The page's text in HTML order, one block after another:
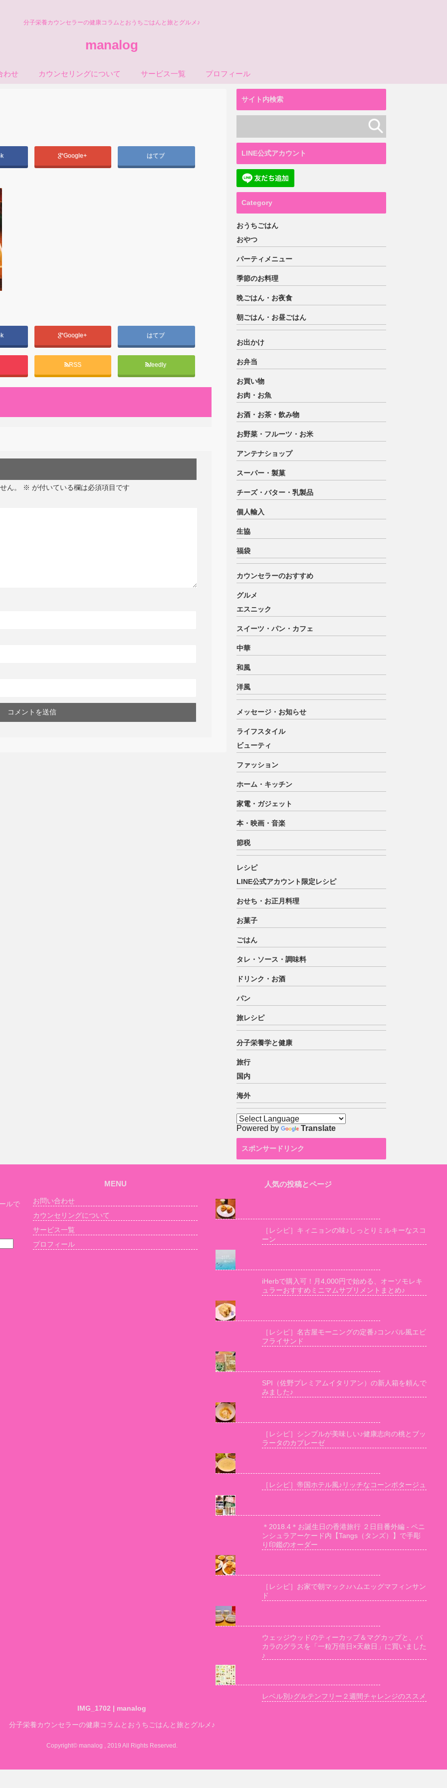
分子栄養カウンセラーの健康コラムとおうちごはんと旅とグルメ♪
manalog
わせ カウンセリングについて サービス一覧 プロフィール
Google+ はてブ
Google+ はてブ
RSS feedly
ん。 ※ が付いている欄は必須項目です
サイト内検索
LINE公式アカウント
Category
おうちごはん
おやつ
パーティメニュー
季節のお料理
晩ごはん・お夜食
朝ごはん・お昼ごはん
お出かけ
お弁当
お買い物
お肉・お魚
お酒・お茶・飲み物
お野菜・フルーツ・お米
アンテナショップ
スーパー・製菓
チーズ・バター・乳製品
個人輸入
生協
福袋
カウンセラーのおすすめ
グルメ
エスニック
スイーツ・パン・カフェ
中華
和風
洋風
メッセージ・お知らせ
ライフスタイル
ビューティ
ファッション
ホーム・キッチン
家電・ガジェット
本・映画・音楽
節税
レシピ
LINE公式アカウント限定レシピ
おせち・お正月料理
お菓子
ごはん
タレ・ソース・調味料
ドリンク・お酒
パン
旅レシピ
分子栄養学と健康
旅行
国内
海外
Powered by Translate
スポンサードリンク
ルで
MENU
お問い合わせ
カウンセリングについて
サービス一覧
プロフィール
人気の投稿とページ
［レシピ］キィニョンの味♪しっとりミルキーなスコ
ーン
iHerbで購入可！月4,000円で始める、オーソモレキ
ュラーおすすめミニマムサプリメントまとめ♪
［レシピ］名古屋モーニングの定番♪コンパル風エビ
フライサンド
SPI（佐野プレミアムイタリアン）の新人箱を頼んで
みました♪
［レシピ］シンプルが美味しい♪健康志向の桃とブッ
ラータのカプレーゼ
［レシピ］帝国ホテル風♪リッチなコーンポタージュ
＊2018.4＊お誕生日の香港旅行 ２日目番外編 - ペニ
ンシュラアーケード内【Tangs（タンズ）】で手彫
り印鑑のオーダー
［レシピ］お家で朝マック♪ハムエッグマフィンサン
ド
ウェッジウッドのティーカップ＆マグカップと、バ
カラのグラスを「一粒万倍日×天赦日」に買いました
♪
レベル別♪グルテンフリー２週間チャレンジのススメ
IMG_1702 | manalog
分子栄養カウンセラーの健康コラムとおうちごはんと旅とグルメ♪
Copyright© manalog , 2019 All Rights Reserved.